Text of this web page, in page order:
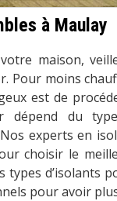
à Maulay
maison,
Pour moins
est de
dépend du
experts en
choisir le
types d’isolants
pour avoir